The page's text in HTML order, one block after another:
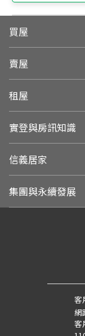
買屋
賣屋
租屋
實登與房訊知識
信義居家
集團與永續發展
客
網
客